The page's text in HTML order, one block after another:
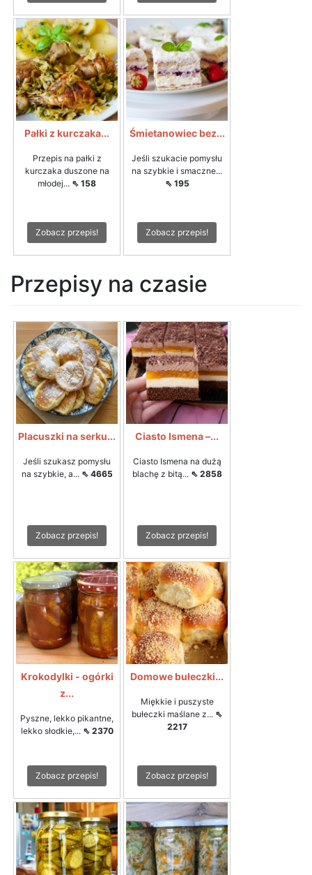
Pałki z kurczaka...
Przepis na pałki z
kurczaka duszone na
młodej... ⇖ 158
Zobacz przepis!
Śmietanowiec bez...
Jeśli szukacie pomysłu
na szybkie i smaczne...
⇖ 195
Zobacz przepis!
Przepisy na czasie
Placuszki na serku...
Jeśli szukasz pomysłu
na szybkie, a... ⇖ 4665
Zobacz przepis!
Ciasto Ismena –...
Ciasto Ismena na dużą
blachę z bitą... ⇖ 2858
Zobacz przepis!
Krokodylki - ogórki
z...
Pyszne, lekko pikantne,
lekko słodkie,... ⇖ 2370
Zobacz przepis!
Domowe bułeczki...
Miękkie i puszyste
bułeczki maślane z... ⇖
2217
Zobacz przepis!